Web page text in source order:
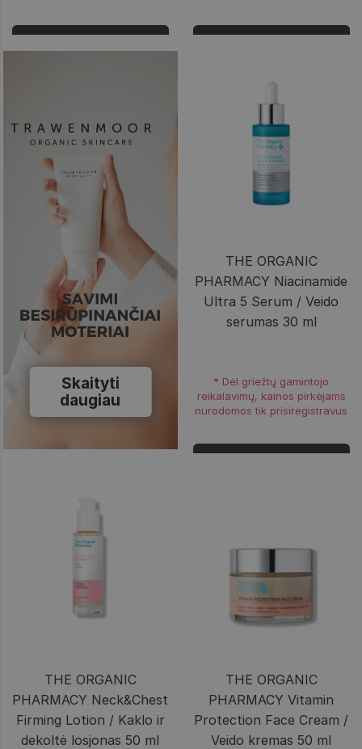
Skaityti
daugiau
THE ORGANIC
PHARMACY Niacinamide
Ultra 5 Serum / Veido
serumas 30 ml
* Dėl griežtų gamintojo
reikalavimų, kainos pirkėjams
nurodomos tik prisiregistravus
THE ORGANIC
PHARMACY Neck&Chest
Firming Lotion / Kaklo ir
dekoltė losjonas 50 ml
THE ORGANIC
PHARMACY Vitamin
Protection Face Cream /
Veido kremas 50 ml